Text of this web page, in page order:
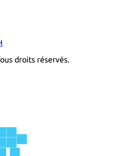
droits réservés.